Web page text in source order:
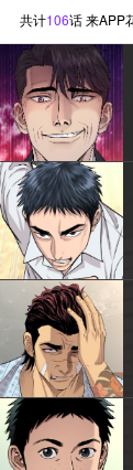
武赫
获取
地里
权威
负并
StarScore
共计106话 来APP